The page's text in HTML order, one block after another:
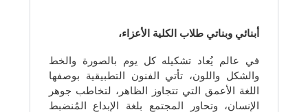
أبنائي وبناتي طلاب الكلية الأعزاء،
في عالم يُعاد تشكيله كل يوم بالصورة والخط
والشكل واللون، تأتي الفنون التطبيقية بوصفها
اللغة الأعمق التي تتجاوز الظاهر، لتخاطب جوهر
الإنسان، وتحاور المجتمع بلغة الإبداع المُنضبط